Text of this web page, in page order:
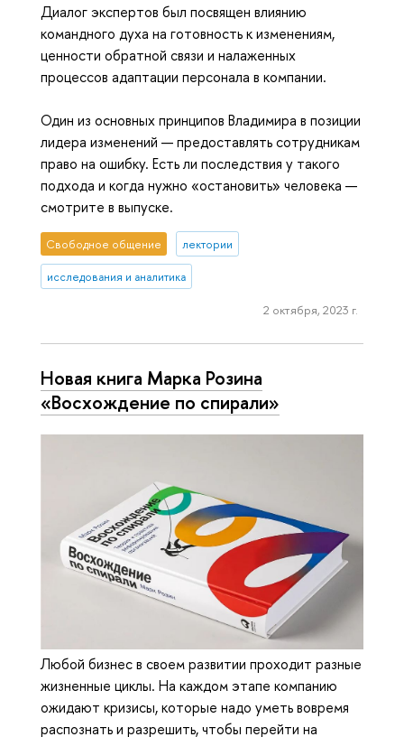
Диалог экспертов был посвящен влиянию
командного духа на готовность к изменениям,
ценности обратной связи и налаженных
процессов адаптации персонала в компании.
Один из основных принципов Владимира в позиции
лидера изменений — предоставлять сотрудникам
право на ошибку. Есть ли последствия у такого
подхода и когда нужно «остановить» человека —
смотрите в выпуске.
Свободное общение лектории
исследования и аналитика
2 октября, 2023 г.
Новая книга Марка Розина
«Восхождение по спирали»
Любой бизнес в своем развитии проходит разные
жизненные циклы. На каждом этапе компанию
ожидают кризисы, которые надо уметь вовремя
распознать и разрешить, чтобы перейти на